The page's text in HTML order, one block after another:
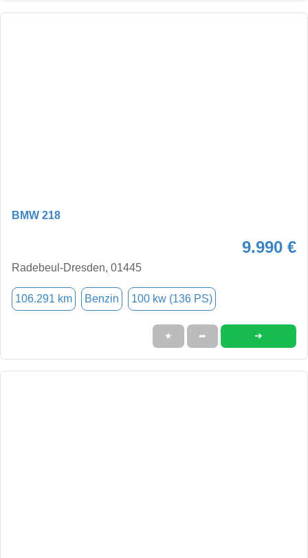
BMW 218
9.990 €
Radebeul-Dresden, 01445
106.291 km Benzin 100 kw (136 PS)
★ ➦ ➜